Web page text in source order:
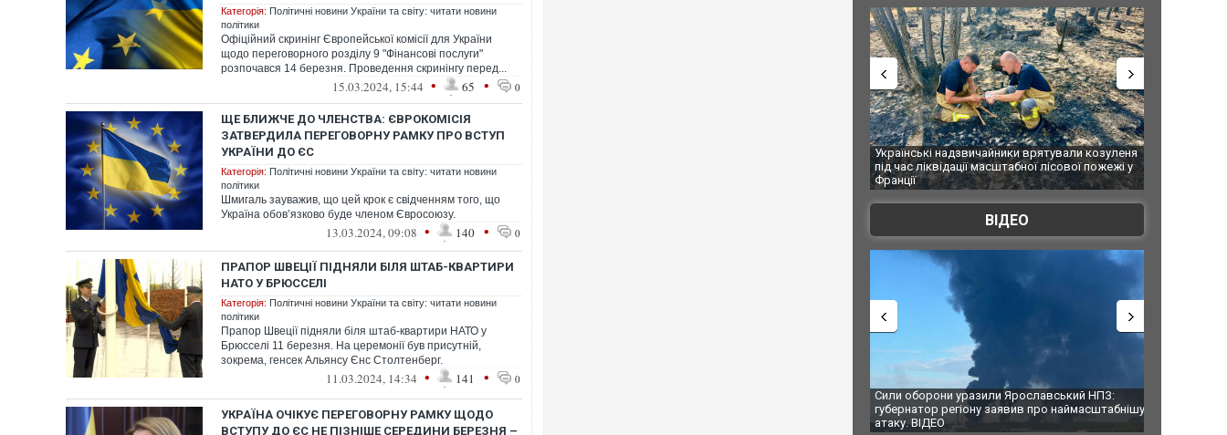
Категорія: Політичні новини України та світу: читати новини
політики
Офіційний скринінг Європейської комісії для України
щодо переговорного розділу 9 "Фінансові послуги"
розпочався 14 березня. Проведення скринінгу перед...
15.03.2024, 15:44 • 65 • 0
ЩЕ БЛИЖЧЕ ДО ЧЛЕНСТВА: ЄВРОКОМІСІЯ
ЗАТВЕРДИЛА ПЕРЕГОВОРНУ РАМКУ ПРО ВСТУП
УКРАЇНИ ДО ЄС
Категорія: Політичні новини України та світу: читати новини
політики
Шмигаль зауважив, що цей крок є свідченням того, що
Україна обов’язково буде членом Євросоюзу.
13.03.2024, 09:08 • 140 • 0
ПРАПОР ШВЕЦІЇ ПІДНЯЛИ БІЛЯ ШТАБ-КВАРТИРИ
НАТО У БРЮССЕЛІ
Категорія: Політичні новини України та світу: читати новини
політики
Прапор Швеції підняли біля штаб-квартири НАТО у
Брюсселі 11 березня. На церемонії був присутній,
зокрема, генсек Альянсу Єнс Столтенберг.
11.03.2024, 14:34 • 141 • 0
УКРАЇНА ОЧІКУЄ ПЕРЕГОВОРНУ РАМКУ ЩОДО
ВСТУПУ ДО ЄС НЕ ПІЗНІШЕ СЕРЕДИНИ БЕРЕЗНЯ –
Українські надзвичайники врятували козуленя
під час ліквідації масштабної лісової пожежі у
СБУ за сприяння Нацполіції та правоохоронців
Болгарії затримала міжнародного наркобарона.
ФОТО
ВІДЕО
Сили оборони уразили Ярославський НПЗ:
губернатор регіону заявив про наймасштабнішу
Неймар влаштував конфлікт після перемоги
"Сантоса". ВІДЕО